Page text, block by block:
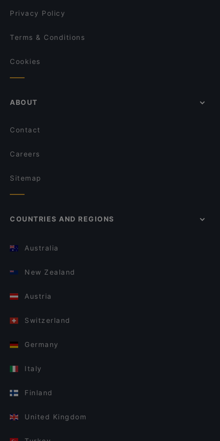
Berry Cricket 2.0
Privacy Policy
Terms & Conditions
Cookies
ABOUT
Contact
Careers
Sitemap
COUNTRIES AND REGIONS
Australia
New Zealand
Austria
Switzerland
Germany
Italy
Finland
United Kingdom